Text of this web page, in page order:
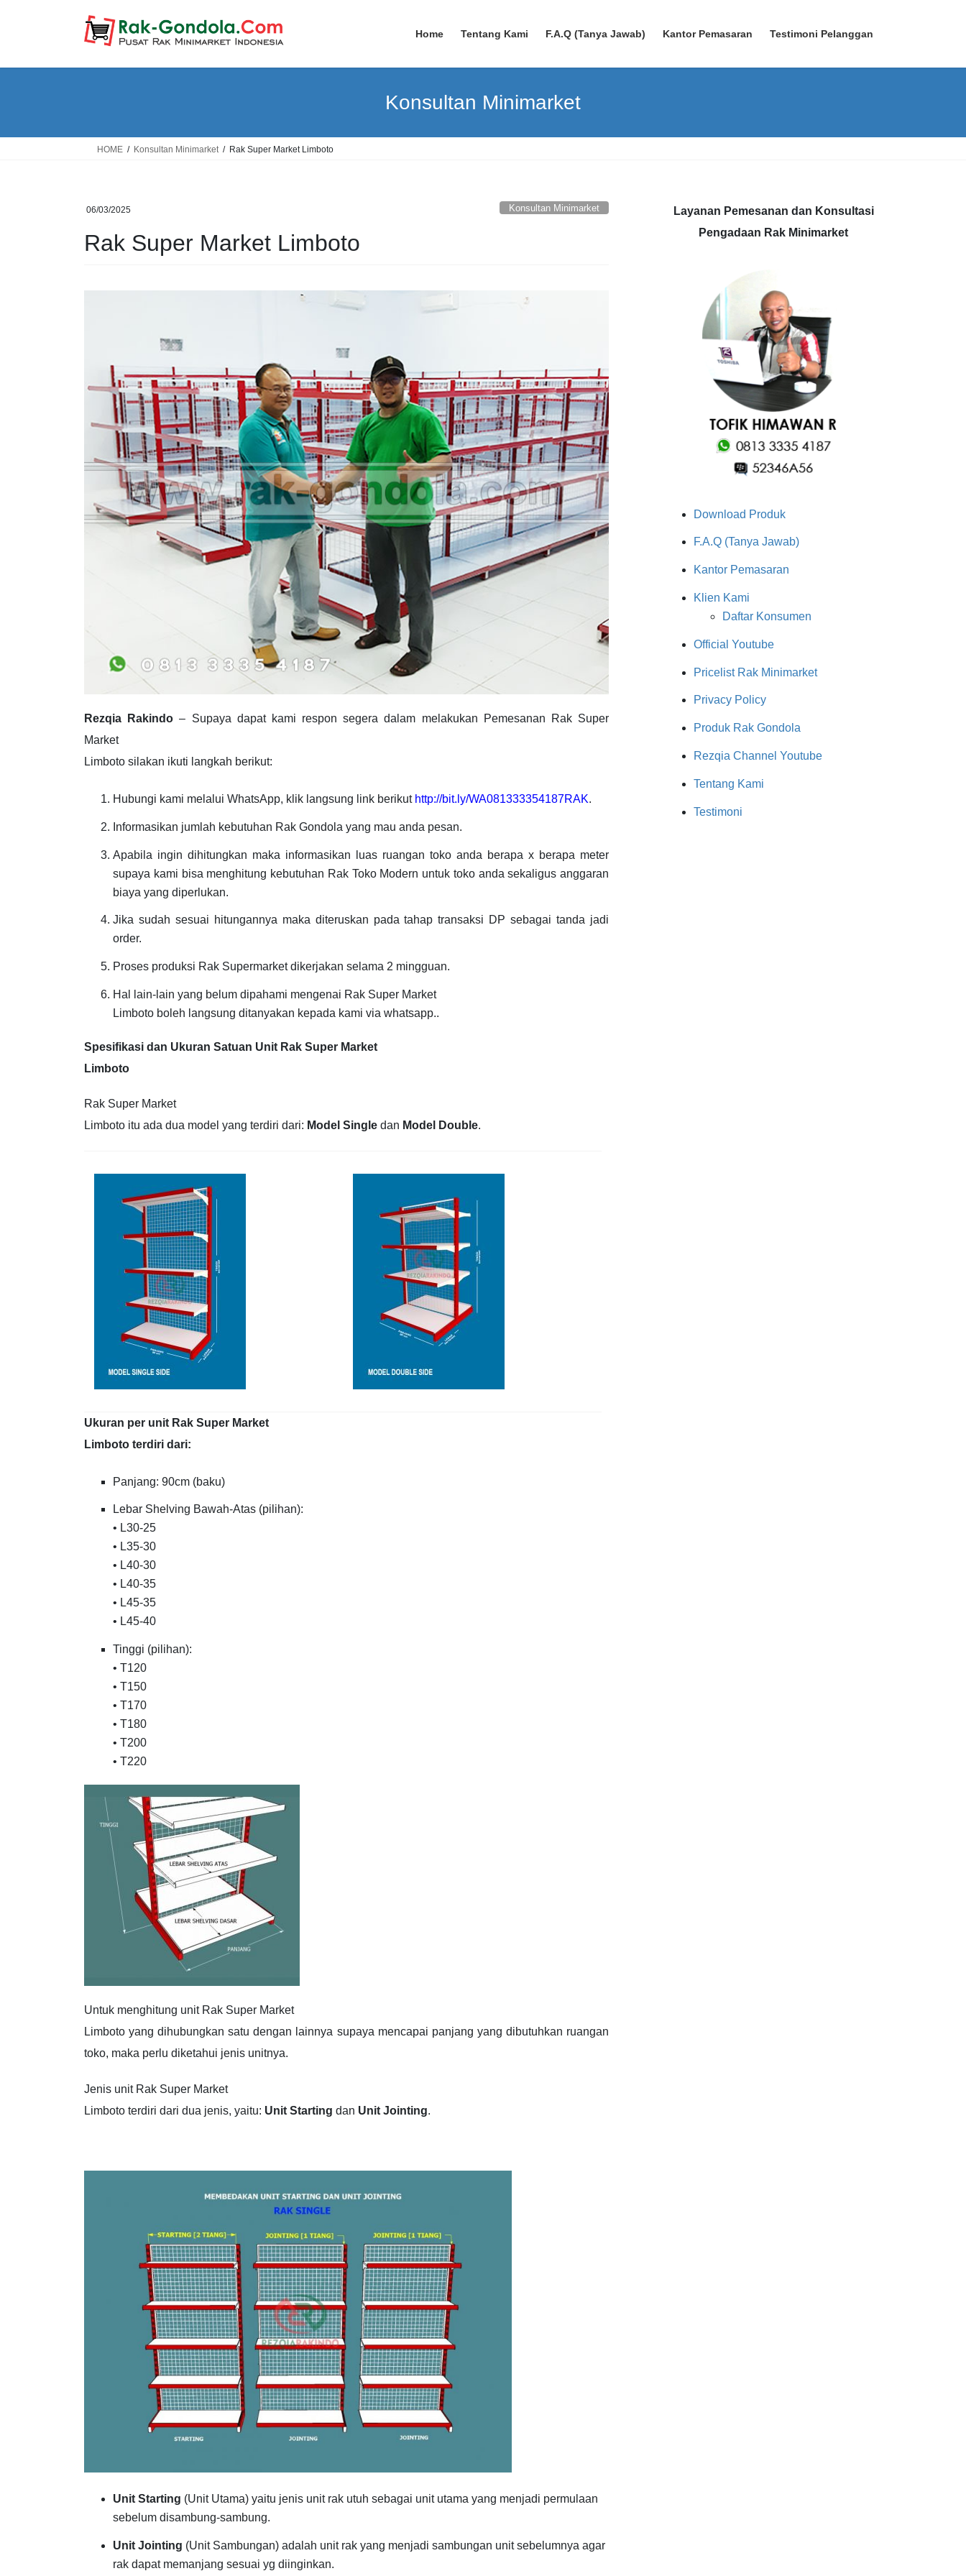
Home Tentang Kami F.A.Q (Tanya Jawab) Kantor Pemasaran Testimoni Pelanggan
Konsultan Minimarket
HOME Konsultan Minimarket Rak Super Market Limboto
06/03/2025 Konsultan Minimarket
Rak Super Market Limboto
Rezqia Rakindo – Supaya dapat kami respon segera dalam melakukan Pemesanan Rak Super
Market
Limboto silakan ikuti langkah berikut:
Hubungi kami melalui WhatsApp, klik langsung link berikut http://bit.ly/WA081333354187RAK.
Informasikan jumlah kebutuhan Rak Gondola yang mau anda pesan.
Apabila ingin dihitungkan maka informasikan luas ruangan toko anda berapa x berapa meter
supaya kami bisa menghitung kebutuhan Rak Toko Modern untuk toko anda sekaligus anggaran
biaya yang diperlukan.
Jika sudah sesuai hitungannya maka diteruskan pada tahap transaksi DP sebagai tanda jadi
order.
Proses produksi Rak Supermarket dikerjakan selama 2 mingguan.
Hal lain-lain yang belum dipahami mengenai Rak Super Market
Limboto boleh langsung ditanyakan kepada kami via whatsapp..
Spesifikasi dan Ukuran Satuan Unit Rak Super Market
Limboto
Rak Super Market
Limboto itu ada dua model yang terdiri dari: Model Single dan Model Double.
Ukuran per unit Rak Super Market
Limboto terdiri dari:
Panjang: 90cm (baku)
Lebar Shelving Bawah-Atas (pilihan):
• L30-25
• L35-30
• L40-30
• L40-35
• L45-35
• L45-40
Tinggi (pilihan):
• T120
• T150
• T170
• T180
• T200
• T220
Untuk menghitung unit Rak Super Market
Limboto yang dihubungkan satu dengan lainnya supaya mencapai panjang yang dibutuhkan ruangan
toko, maka perlu diketahui jenis unitnya.
Jenis unit Rak Super Market
Limboto terdiri dari dua jenis, yaitu: Unit Starting dan Unit Jointing.
Unit Starting (Unit Utama) yaitu jenis unit rak utuh sebagai unit utama yang menjadi permulaan
sebelum disambung-sambung.
Unit Jointing (Unit Sambungan) adalah unit rak yang menjadi sambungan unit sebelumnya agar
rak dapat memanjang sesuai yg diinginkan.
Layanan Pemesanan dan Konsultasi
Pengadaan Rak Minimarket
Download Produk
F.A.Q (Tanya Jawab)
Kantor Pemasaran
Klien Kami
Daftar Konsumen
Official Youtube
Pricelist Rak Minimarket
Privacy Policy
Produk Rak Gondola
Rezqia Channel Youtube
Tentang Kami
Testimoni